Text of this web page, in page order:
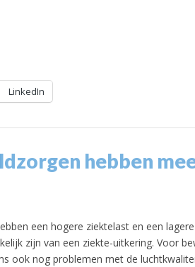
LinkedIn
hebben
een hogere ziektelast en een
zijn van een ziekte-uitkering. Voor
ook nog problemen met de